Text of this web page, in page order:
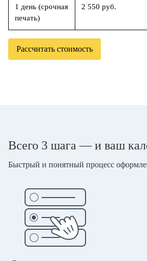
1 день (срочная
печать)
2 550 руб.
Рассчитать стоимость
Всего 3 шага — и ваш
Быстрый и понятный процесс